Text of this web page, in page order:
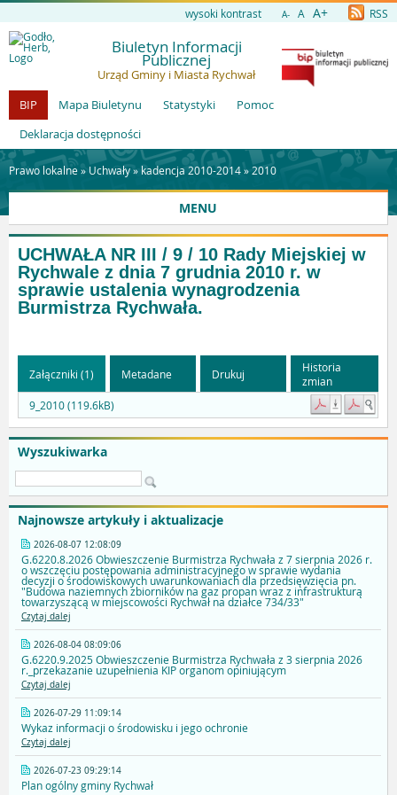
wysoki kontrast A- A A+ RSS
Biuletyn Informacji
Publicznej
Urząd Gminy i Miasta Rychwał
BIP
Mapa Biuletynu Statystyki
Pomoc
Deklaracja dostępności
Prawo lokalne » Uchwały» kadencja 2010-2014» 2010
MENU
Wyszukiwarka
Najnowsze artykuły i aktualizacje
2026-08-07 12:08:09
G.6220.8.2026 Obwieszczenie Burmistrza Rychwała z 7 sierpnia 2026 r.
o wszczęciu postępowania administracyjnego w sprawie wydania
decyzji o środowiskowych uwarunkowaniach dla przedsięwzięcia pn.
"Budowa naziemnych zbiorników na gaz propan wraz z infrastrukturą
towarzyszącą w miejscowości Rychwał na działce 734/33"
Czytaj dalej
2026-08-04 08:09:06
G.6220.9.2025 Obwieszczenie Burmistrza Rychwała z 3 sierpnia 2026
r._przekazanie uzupełnienia KIP organom opiniującym
Czytaj dalej
2026-07-29 11:09:14
Wykaz informacji o środowisku i jego ochronie
Czytaj dalej
2026-07-23 09:29:14
Plan ogólny gminy Rychwał
UCHWAŁA NR III / 9 / 10 Rady Miejskiej w
Rychwale z dnia 7 grudnia 2010 r. w
sprawie ustalenia wynagrodzenia
Burmistrza Rychwała.
Załączniki (1) Metadane Drukuj
Historia
zmian
9_2010 (119.6kB)